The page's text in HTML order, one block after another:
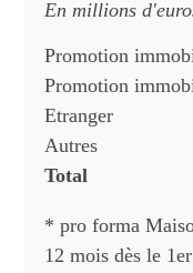
En millions
Promotion
Promotion
Etranger
Autres
Total
* pro forma
12 mois dès le